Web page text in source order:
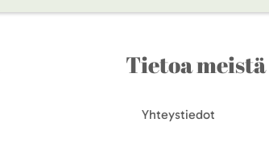
Tietoa meistä
Yhteystiedot